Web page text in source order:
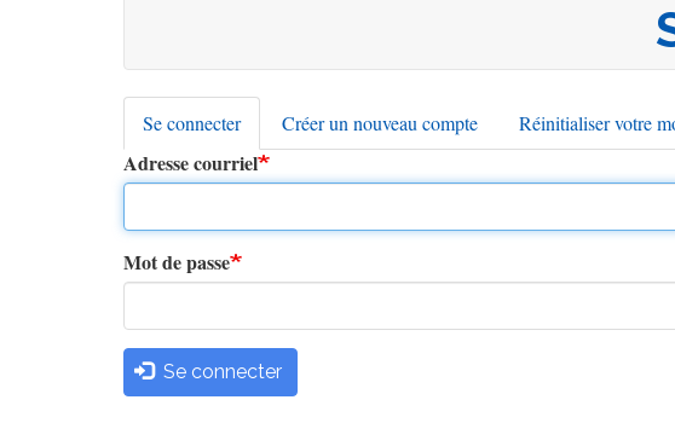
Onglets
principaux
Se connecter(onglet
actif)
Créer un nouveau compte Réinitialiser votre
Adresse courriel
Mot de passe
Se connecter